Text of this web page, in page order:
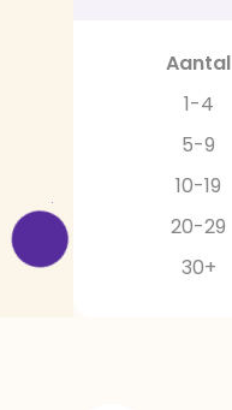
Aantal
1-4
5-9
10-19
20-29
30+